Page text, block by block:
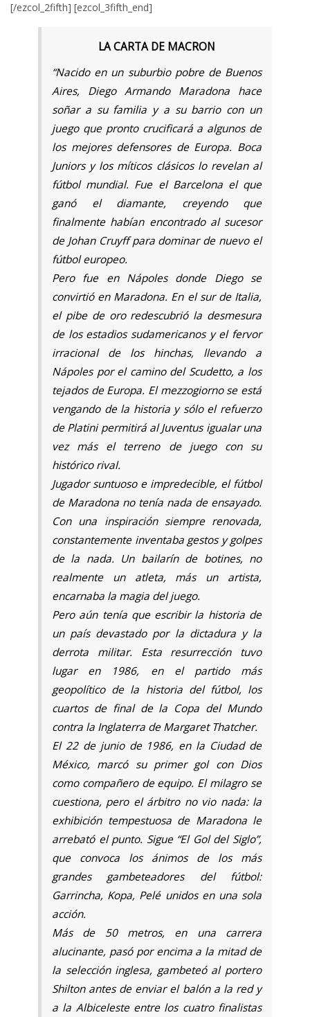
[/ezcol_2fifth] [ezcol_3fifth_end]
LA CARTA DE MACRON
“Nacido en un suburbio pobre de Buenos
Aires, Diego Armando Maradona hace
soñar a su familia y a su barrio con un
juego que pronto crucificará a algunos de
los mejores defensores de Europa. Boca
Juniors y los míticos clásicos lo revelan al
fútbol mundial. Fue el Barcelona el que
ganó el diamante, creyendo que
finalmente habían encontrado al sucesor
de Johan Cruyff para dominar de nuevo el
fútbol europeo.
Pero fue en Nápoles donde Diego se
convirtió en Maradona. En el sur de Italia,
el pibe de oro redescubrió la desmesura
de los estadios sudamericanos y el fervor
irracional de los hinchas, llevando a
Nápoles por el camino del Scudetto, a los
tejados de Europa. El mezzogiorno se está
vengando de la historia y sólo el refuerzo
de Platini permitirá al Juventus igualar una
vez más el terreno de juego con su
histórico rival.
Jugador suntuoso e impredecible, el fútbol
de Maradona no tenía nada de ensayado.
Con una inspiración siempre renovada,
constantemente inventaba gestos y golpes
de la nada. Un bailarín de botines, no
realmente un atleta, más un artista,
encarnaba la magia del juego.
Pero aún tenía que escribir la historia de
un país devastado por la dictadura y la
derrota militar. Esta resurrección tuvo
lugar en 1986, en el partido más
geopolítico de la historia del fútbol, ​​los
cuartos de final de la Copa del Mundo
contra la Inglaterra de Margaret Thatcher.
El 22 de junio de 1986, en la Ciudad de
México, marcó su primer gol con Dios
como compañero de equipo. El milagro se
cuestiona, pero el árbitro no vio nada: la
exhibición tempestuosa de Maradona le
arrebató el punto. Sigue “El Gol del Siglo”,
que convoca los ánimos de los más
grandes gambeteadores del fútbol:
Garrincha, Kopa, Pelé unidos en una sola
acción.
Más de 50 metros, en una carrera
alucinante, pasó por encima a la mitad de
la selección inglesa, gambeteó al portero
Shilton antes de enviar el balón a la red y
a la Albiceleste entre los cuatro finalistas